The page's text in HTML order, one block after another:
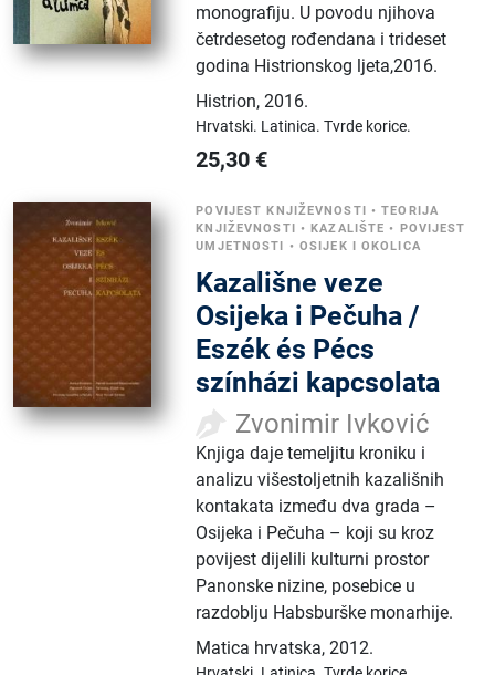
monografiju. U povodu njihova
četrdesetog rođendana i trideset
godina Histrionskog ljeta,2016.
Histrion,2016.
Hrvatski. Latinica.Tvrde korice.
25,30 €
POVIJEST KNJIŽEVNOSTI •TEORIJA
KNJIŽEVNOSTI •KAZALIŠTE • POVIJEST
UMJETNOSTI • OSIJEK I OKOLICA
Kazališne veze
Osijeka i Pečuha /
Eszék és Pécs
színházi kapcsolata
Zvonimir Ivković
Knjiga daje temeljitu kroniku i
analizu višestoljetnih kazališnih
kontakata između dva grada –
Osijeka i Pečuha – koji su kroz
povijest dijelili kulturni prostor
Panonske nizine, posebice u
razdoblju Habsburške monarhije.
Matica hrvatska,2012.